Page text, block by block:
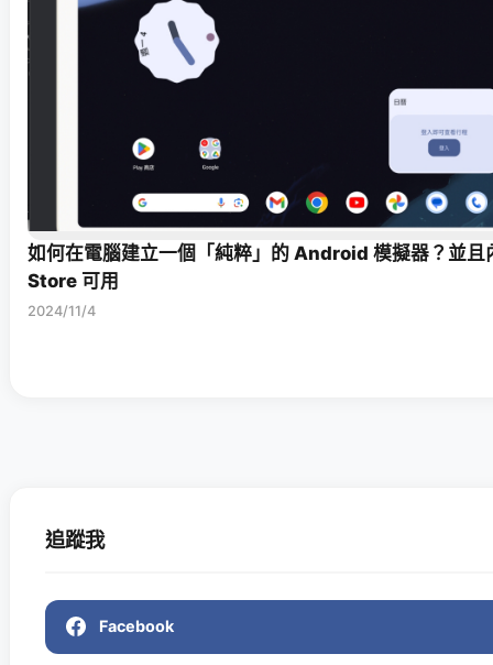
如何在電腦建立一個「純粹」的 Android 模擬器？並且
Store 可用
2024/11/4
追蹤我
Facebook